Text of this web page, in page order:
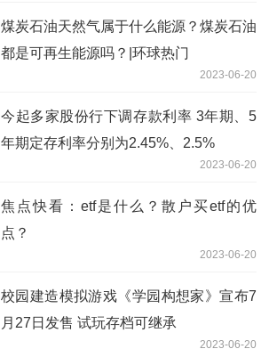
煤炭石油天然气属于什么能源？煤炭石油
都是可再生能源吗？|环球热门
2023-06-20
今起多家股份行下调存款利率 3年期、5
年期定存利率分别为2.45%、2.5%
2023-06-20
焦点快看：etf是什么？散户买etf的优
点？
2023-06-20
校园建造模拟游戏《学园构想家》宣布7
月27日发售 试玩存档可继承
2023-06-20